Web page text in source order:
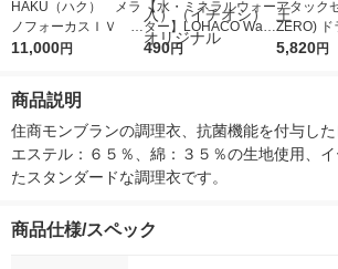
HAKU（ハク） メラ
ノフォーカスＩＶ 4
5ｇ 資生堂 おまけ
11,000円
【水・ミネラルウォー
ター】LOHACO Wate
r（ロハコウォータ
490円
アタック
ZERO) ド
詰め替え
5,820円
商品説明
住商モンブランの調理衣、抗菌機能を付与し
エステル：６５％、綿：３５％の生地使用、
たスタンダードな調理衣です。
商品仕様/スペック